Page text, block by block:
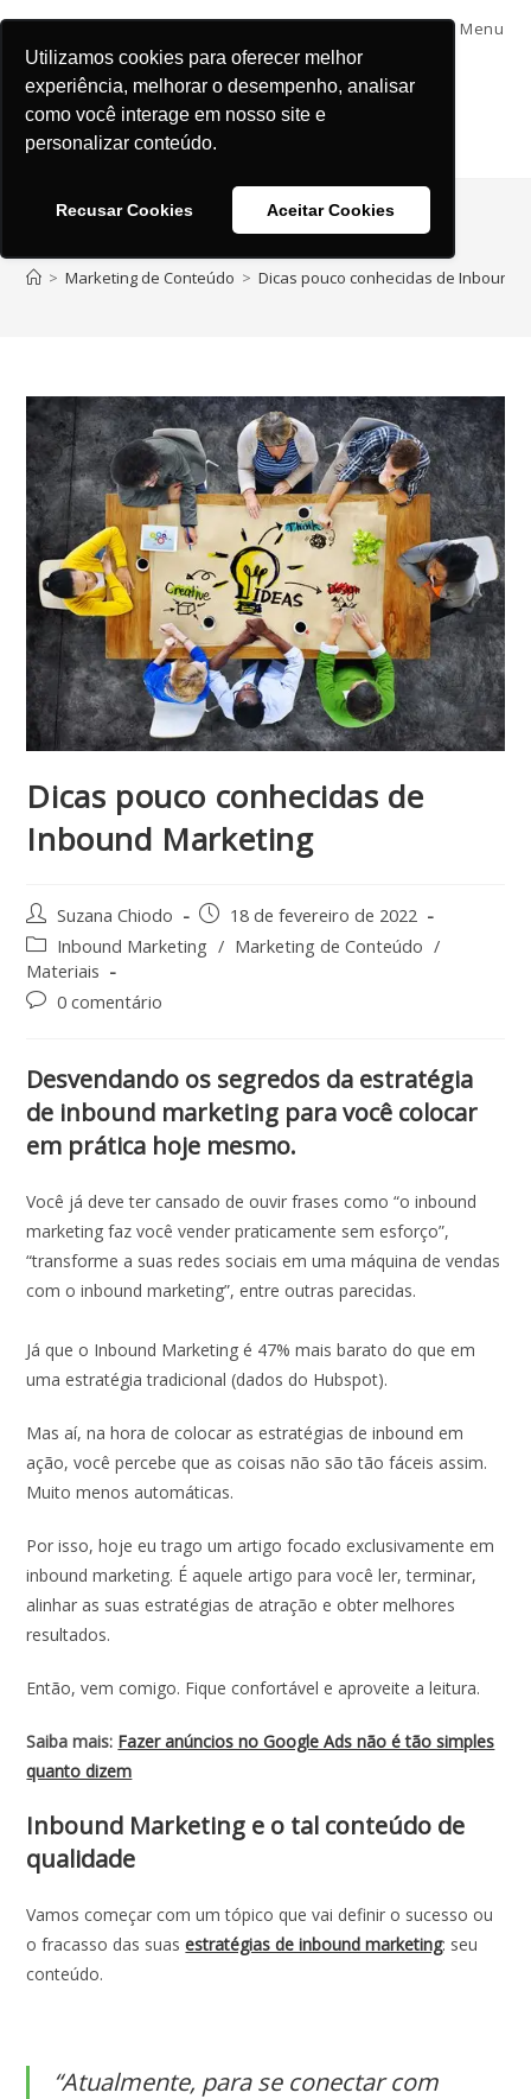
Utilizamos cookies para oferecer melhor
experiência, melhorar o desempenho, analisar
como você interage em nosso site e
personalizar conteúdo.
Recusar Cookies Aceitar Cookies
Menu
> Marketing de Conteúdo > Dicas pouco conhecidas de Inbound
Dicas pouco conhecidas de
Inbound Marketing
Suzana Chiodo
18 de fevereiro de 2022
Inbound Marketing / Marketing de Conteúdo /
Materiais
0 comentário
Desvendando os segredos da estratégia
de inbound marketing para você colocar
em prática hoje mesmo.
Você já deve ter cansado de ouvir frases como “o inbound
marketing faz você vender praticamente sem esforço”,
“transforme a suas redes sociais em uma máquina de vendas
com o inbound marketing”, entre outras parecidas.
Já que o Inbound Marketing é 47% mais barato do que em
uma estratégia tradicional (dados do Hubspot).
Mas aí, na hora de colocar as estratégias de inbound em
ação, você percebe que as coisas não são tão fáceis assim.
Muito menos automáticas.
Por isso, hoje eu trago um artigo focado exclusivamente em
inbound marketing. É aquele artigo para você ler, terminar,
alinhar as suas estratégias de atração e obter melhores
resultados.
Então, vem comigo. Fique confortável e aproveite a leitura.
Saiba mais: Fazer anúncios no Google Ads não é tão simples
quanto dizem
Inbound Marketing e o tal conteúdo de
qualidade
Vamos começar com um tópico que vai definir o sucesso ou
o fracasso das suasestratégias de inbound marketing: seu
conteúdo.
“Atualmente, para se conectar com